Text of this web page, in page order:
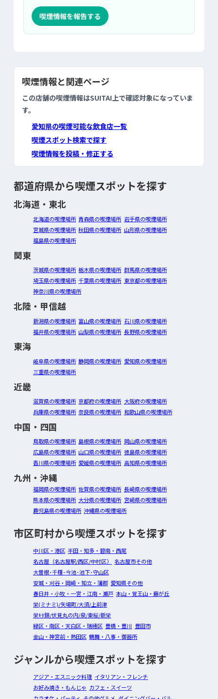
喫煙情報を報告する
喫煙情報と関連ページ
この店舗の喫煙情報はSUITAI上で確認対象になっていま
す。
愛知県の喫煙可能な飲食店一覧
喫煙スポット検索で探す
喫煙情報を投稿・修正する
都道府県から喫煙スポットを探す
北海道・東北
北海道の喫煙場所 青森県の喫煙場所 岩手県の喫煙場所
宮城県の喫煙場所 秋田県の喫煙場所 山形県の喫煙場所
福島県の喫煙場所
関東
茨城県の喫煙場所 栃木県の喫煙場所 群馬県の喫煙場所
埼玉県の喫煙場所 千葉県の喫煙場所 東京都の喫煙場所
神奈川県の喫煙場所
北陸・甲信越
新潟県の喫煙場所 富山県の喫煙場所 石川県の喫煙場所
福井県の喫煙場所 山梨県の喫煙場所 長野県の喫煙場所
東海
岐阜県の喫煙場所 静岡県の喫煙場所 愛知県の喫煙場所
三重県の喫煙場所
近畿
滋賀県の喫煙場所 京都府の喫煙場所 大阪府の喫煙場所
兵庫県の喫煙場所 奈良県の喫煙場所 和歌山県の喫煙場所
中国・四国
鳥取県の喫煙場所 島根県の喫煙場所 岡山県の喫煙場所
広島県の喫煙場所 山口県の喫煙場所 徳島県の喫煙場所
香川県の喫煙場所 愛媛県の喫煙場所 高知県の喫煙場所
九州・沖縄
福岡県の喫煙場所 佐賀県の喫煙場所 長崎県の喫煙場所
熊本県の喫煙場所 大分県の喫煙場所 宮崎県の喫煙場所
鹿児島県の喫煙場所 沖縄県の喫煙場所
市区町村から喫煙スポットを探す
中川区・港区 半田・知多・碧南・西尾
名古屋（名古屋駅/西区/中村区）
名古屋市その他
大曽根･千種･今池･池下･守山区
安城・刈谷・岡崎・知立・蒲郡 愛知県その他
春日井・小牧・一宮・江南・瀬戸 本山・覚王山・藤が丘
栄(ミナミ)/矢場町/大須/上前津
栄ｷﾀ錦/伏見丸の内/泉/東桜/新栄
緑区・南区・天白区・瑞穂区 豊橋・豊川 豊田市
金山・神宮前・熱田区 鶴舞・八事・御器所
ジャンルから喫煙スポットを探す
アジア・エスニック料理 イタリアン・フレンチ
お好み焼き・もんじゃ カフェ・スイーツ